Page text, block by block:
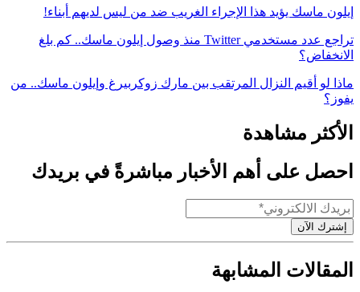
إيلون ماسك يؤيد هذا الإجراء الغريب ضد من ليس لديهم أبناء!
تراجع عدد مستخدمي Twitter منذ وصول إيلون ماسك.. كم بلغ
الانخفاض؟
ماذا لو أقيم النزال المرتقب بين مارك زوكربيرغ وإيلون ماسك.. من
يفوز؟
الأكثر مشاهدة
احصل على أهم الأخبار مباشرةً في بريدك
إشترك الآن
المقالات المشابهة